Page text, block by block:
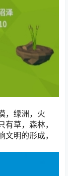
，绿洲，火
草，森林，
明的形成，